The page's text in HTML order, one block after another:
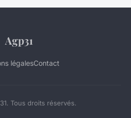
Agp31
légalesContact
Tous droits réservés.